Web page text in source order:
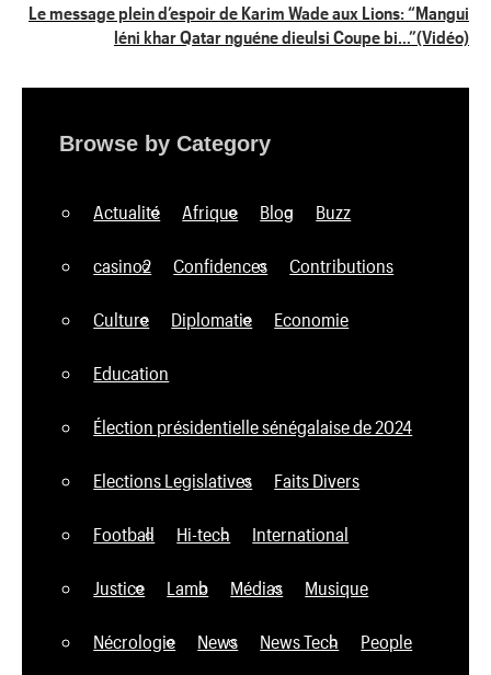
Le message plein d’espoir de Karim Wade aux Lions: “Mangui
léni khar Qatar nguéne dieulsi Coupe bi…”(Vidéo)
Browse by Category
Actualité Afrique Blog Buzz
casino2 Confidences Contributions
Culture Diplomatie Economie
Education
Élection présidentielle sénégalaise de 2024
Elections Legislatives Faits Divers
Football Hi-tech International
Justice Lamb Médias Musique
Nécrologie News News Tech People